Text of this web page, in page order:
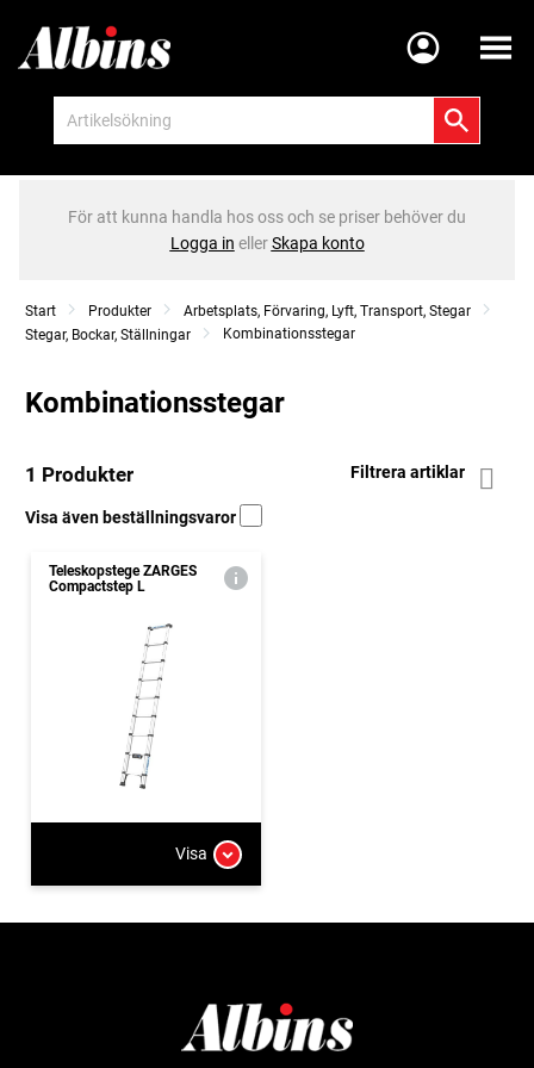
Meny
För att kunna handla hos oss och se priser behöver du
Logga in ellerSkapa konto
Start Produkter
Arbetsplats, Förvaring, Lyft, Transport, Stegar
Stegar, Bockar, Ställningar
Kombinationsstegar
Kombinationsstegar
1 Produkter Filtrera artiklar
Visa även beställningsvaror
Teleskopstege ZARGES
Compactstep L
Visa